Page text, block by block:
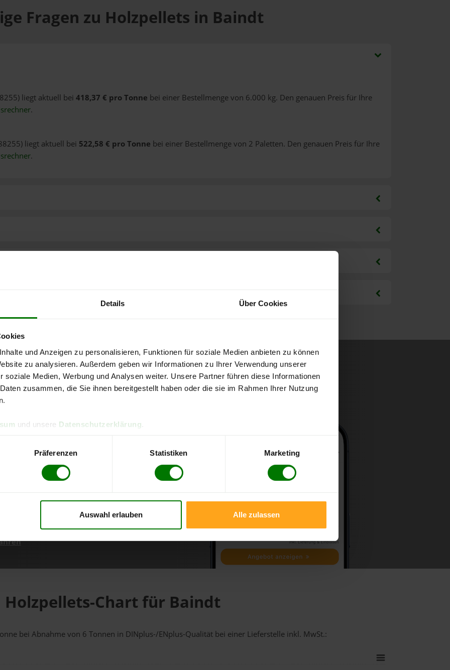
Details Über Cookies
und Anzeigen zu personalisieren, Funktionen für soziale Medien anbieten zu können
zu analysieren. Außerdem geben wir Informationen zu Ihrer Verwendung unserer
soziale Medien, Werbung und Analysen weiter. Unsere Partner führen diese Informationen
zusammen, die Sie ihnen bereitgestellt haben oder die sie im Rahmen Ihrer Nutzung
und unsere Datenschutzerklärung
Präferenzen Statistiken Marketing
Auswahl erlauben Alle zulassen
Fragen zu Holzpellets in Baindt
liegt aktuell bei 418,37 € pro Tonne bei einer Bestellmenge von 6.000 kg. Den genauen Preis für Ihre
.
liegt aktuell bei 522,58 € pro Tonne bei einer Bestellmenge von 2 Paletten. Den genauen Preis für Ihre
.
kostenlose
direkt online bestellen
aktuellen Stand
Holzpellets-Chart für Baindt
bei Abnahmevon 6 Tonnen in DINplus-/ENplus-Qualität bei einer Lieferstelle inkl. MwSt.: